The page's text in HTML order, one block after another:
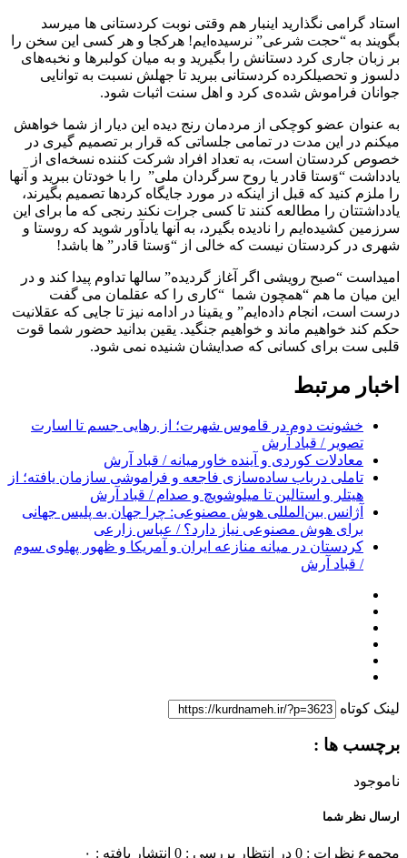
استاد گرامی نگذارید اینبار هم وقتی نوبت کردستانی ها میرسد
بگویند به “حجت شرعی” نرسیدەایم! هرکجا و هر کسی این سخن را
بر زبان جاری کرد دستانش را بگیرید و بە میان کولبرها و نخبەهای
دلسوز و تحصیلکردە کردستانی ببرید تا جهلش نسبت بە توانایی
جوانان فراموش شدەی کرد و اهل سنت اثبات شود.
بە عنوان عضو کوچکی از مردمان رنج دیدە این دیار از شما خواهش
میکنم در این مدت در تمامی جلساتی کە قرار بر تصمیم گیری در
خصوص کردستان است، به تعداد افراد شرکت کنندە نسخەای از
یادداشت “وَستا قادر یا روح سرگردان ملی” را با خودتان ببرید و آنها
را ملزم کنید کە قبل از اینکە در مورد جایگاه کردها تصمیم بگیرند،
یادداشتتان را مطالعه کنند تا کسی جرات نکند رنجی کە ما برای این
سرزمین کشیدەایم را نادیدە بگیرد، به آنها یادآور شوید کە روستا و
شهری در کردستان نیست کە خالی از “وَستا قادر” ها باشد!
امیداست “صبح رویشی اگر آغاز گردیده” سالها تداوم پیدا کند و در
این میان ما هم “همچون شما “کاری را که عقلمان می گفت
درست است، انجام دادەایم” و یقینا در ادامە نیز تا جایی کە عقلانیت
حکم کند خواهیم ماند و خواهیم جنگید. یقین بدانید حضور شما قوت
قلبی ست برای کسانی کە صدایشان شنیدە نمی شود.
اخبار مرتبط
خشونت دوم در قاموس شهرت؛ از رهایی جسم تا اسارت
تصویر / قباد آرش
معادلات کوردی و آینده خاورمیانه / قباد آرش
تاملی درباب سادەسازی فاجعە و فراموشی سازمان یافتە؛ از
هیتلر و استالین تا میلوشویچ و صدام / قباد آرش
آژانس بین‌المللی هوش مصنوعی: چرا جهان به پلیس جهانی
برای هوش مصنوعی نیاز دارد؟ / عباس زارعی
کردستان در میانه منازعە ایران و آمریکا و ظهور پهلوی سوم
/ قباد آرش
لینک کوتاه
برچسب ها :
ناموجود
ارسال نظر شما
مجموع نظرات : 0 در انتظار بررسی : 0 انتشار یافته : ۰